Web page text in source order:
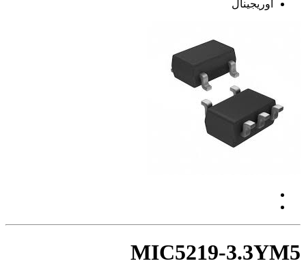
اوریجینال
MIC5219-3.3YM5